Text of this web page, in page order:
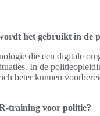
het gebruikt in de
die een digitale
In de
beter kunnen
training voor politie?